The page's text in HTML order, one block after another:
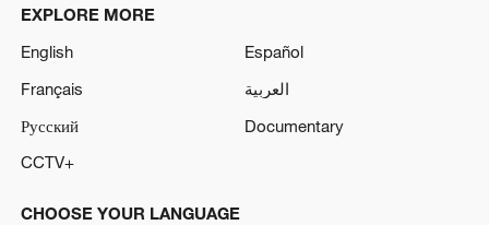
EXPLORE MORE
English
Español
Français
العربية
Русский
Documentary
CCTV+
CHOOSE YOUR LANGUAGE